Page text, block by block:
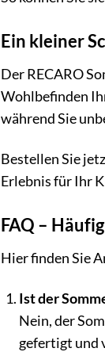
Ein kleiner
Der RECARO
Wohlbefinden
während Sie
Bestellen Sie
Erlebnis für Ihr
FAQ –
Hier finden Sie
Ist der
Nein, der
gefertigt und